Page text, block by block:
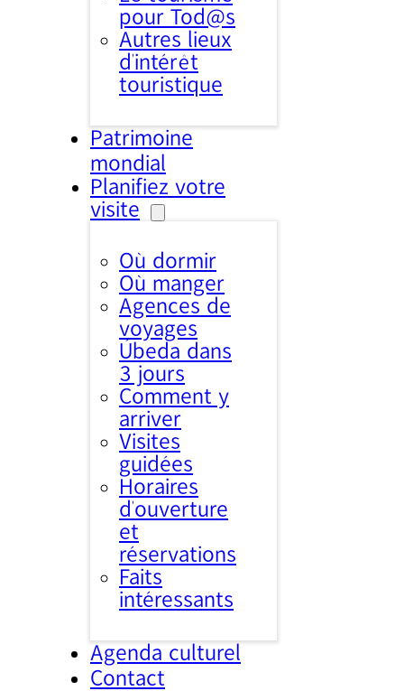
pour Tod@s
Autres lieux
d'intérêt
touristique
Patrimoine
mondial
Planifiez votre
visite
Où dormir
Où manger
Agences de
voyages
Úbeda dans
3 jours
Comment y
arriver
Visites
guidées
Horaires
d’ouverture
et
réservations
Faits
intéressants
Agenda culturel
Contact